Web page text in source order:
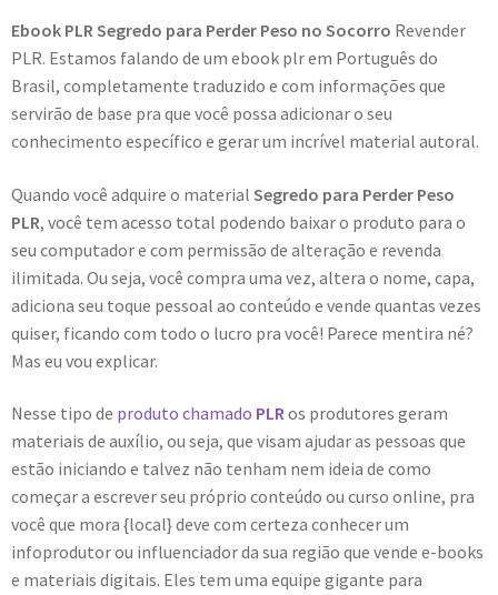
Ebook PLR Segredo para Perder Peso no Socorro Revender
PLR. Estamos falando de um ebook plr em Português do
Brasil, completamente traduzido e com informações que
servirão de base pra que você possa adicionar o seu
conhecimento específico e gerar um incrível material autoral.
Quando você adquire o material Segredo para Perder Peso
PLR, você tem acesso total podendo baixar o produto para o
seu computador e com permissão de alteração e revenda
ilimitada. Ou seja, você compra uma vez, altera o nome, capa,
adiciona seu toque pessoal ao conteúdo e vende quantas vezes
quiser, ficando com todo o lucro pra você! Parece mentira né?
Mas eu vou explicar.
Nesse tipo de produto chamado PLRos produtores geram
materiais de auxílio, ou seja, que visam ajudar as pessoas que
estão iniciando e talvez não tenham nem ideia de como
começar a escrever seu próprio conteúdo ou curso online, pra
você que mora {local} deve com certeza conhecer um
infoprodutor ou influenciador da sua região que vende e-books
e materiais digitais. Eles tem uma equipe gigante para